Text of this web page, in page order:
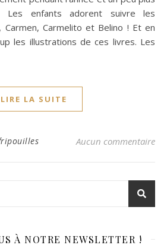
Les enfants adorent suivre les
Carmen, Carmelito et Belino ! Et en
les illustrations de ces livres. Les
LIRE LA SUITE
Aucun commentaire
À NOTRE NEWSLETTER !